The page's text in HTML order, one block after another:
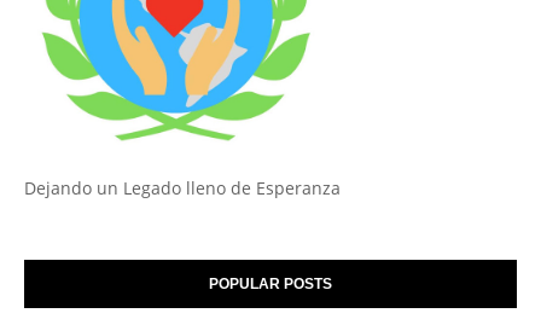
Dejando un Legado lleno de Esperanza
POPULAR POSTS